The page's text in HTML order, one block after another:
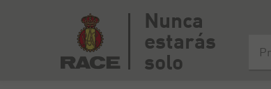
Nunca
estarás
solo
Inicio>Mapa de carreteras España >Estado de las